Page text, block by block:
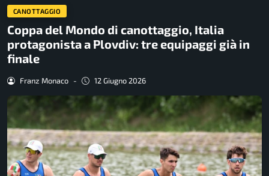
CANOTTAGGIO
Coppa del Mondo di canottaggio, Italia
protagonista a Plovdiv: tre equipaggi già in
finale
Franz Monaco - 12 Giugno 2026